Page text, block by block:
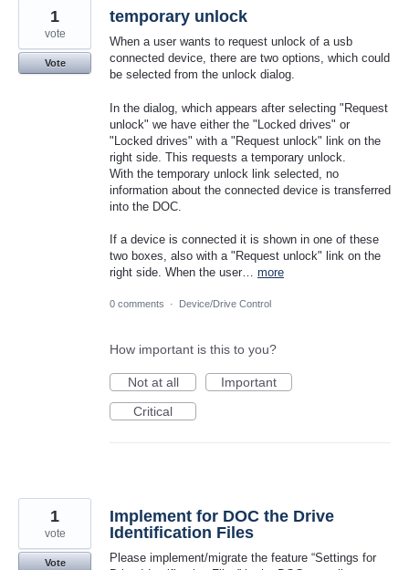
temporary unlock
When a user wants to request unlock of a usb
connected device, there are two options, which could
be selected from the unlock dialog.
In the dialog, which appears after selecting "Request
unlock" we have either the "Locked drives" or
"Locked drives" with a "Request unlock" link on the
right side. This requests a temporary unlock.
With the temporary unlock link selected, no
information about the connected device is transferred
into the DOC.
If a device is connected it is shown in one of these
two boxes, also with a "Request unlock" link on the
right side. When the user… more
1
vote
Vote
0 comments · Device/Drive Control
How important is this to you?
Not at all
Important
Critical
Implement for DOC the Drive
Identification Files
Please implement/migrate the feature “Settings for
1
vote
Vote